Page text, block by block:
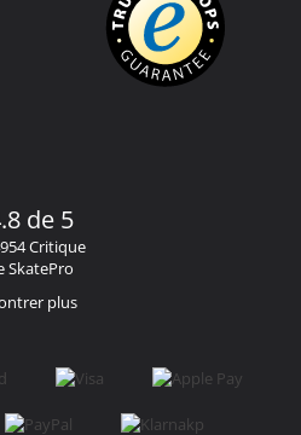
de 5
Critique
SkatePro
plus